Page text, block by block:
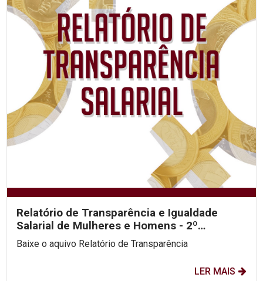
Relatório de Transparência e Igualdade
Salarial de Mulheres e Homens - 2º
Semestre 2025Baixe o aquivo Relatório de Transparência
LER MAIS